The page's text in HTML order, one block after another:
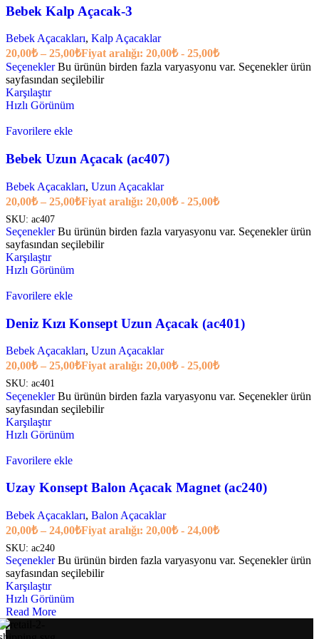
Bebek Kalp Açacak-3
Bebek Açacakları, Kalp Açacaklar
20,00₺ – 25,00₺Fiyat aralığı: 20,00₺ - 25,00₺
Seçenekler Bu ürünün birden fazla varyasyonu var. Seçenekler ürün
sayfasından seçilebilir
Karşılaştır
Hızlı Görünüm
Favorilere ekle
Bebek Uzun Açacak (ac407)
Bebek Açacakları, Uzun Açacaklar
20,00₺ – 25,00₺Fiyat aralığı: 20,00₺ - 25,00₺
SKU: ac407
Seçenekler Bu ürünün birden fazla varyasyonu var. Seçenekler ürün
sayfasından seçilebilir
Karşılaştır
Hızlı Görünüm
Favorilere ekle
Deniz Kızı Konsept Uzun Açacak (ac401)
Bebek Açacakları, Uzun Açacaklar
20,00₺ – 25,00₺Fiyat aralığı: 20,00₺ - 25,00₺
SKU: ac401
Seçenekler Bu ürünün birden fazla varyasyonu var. Seçenekler ürün
sayfasından seçilebilir
Karşılaştır
Hızlı Görünüm
Favorilere ekle
Uzay Konsept Balon Açacak Magnet (ac240)
Bebek Açacakları, Balon Açacaklar
20,00₺ – 24,00₺Fiyat aralığı: 20,00₺ - 24,00₺
SKU: ac240
Seçenekler Bu ürünün birden fazla varyasyonu var. Seçenekler ürün
sayfasından seçilebilir
Karşılaştır
Hızlı Görünüm
Read More